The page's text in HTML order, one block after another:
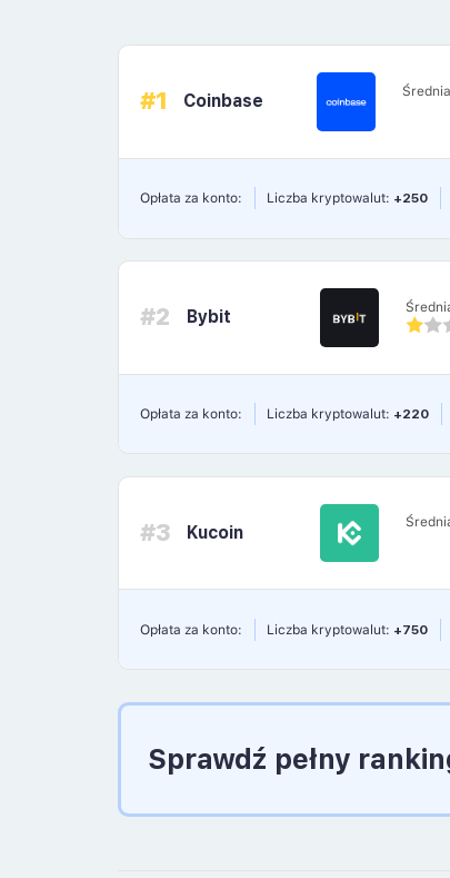
#1 Coinbase
Opłata za konto: Liczba kryptowalut: +250
#2 Bybit
Opłata za konto: Liczba kryptowalut: +220
#3 Kucoin
Opłata za konto: Liczba kryptowalut: +750
Sprawdź pełny